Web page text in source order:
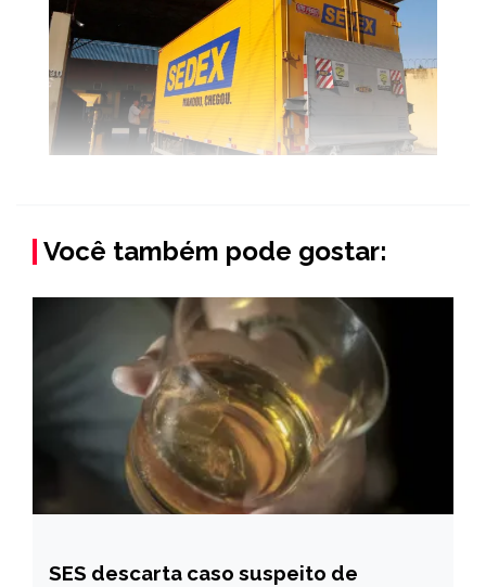
Você também pode gostar:
MINAS
SES descarta caso suspeito de